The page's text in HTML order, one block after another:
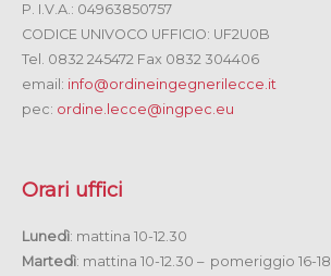
P. I.V.A.: 04963850757
CODICE UNIVOCO UFFICIO: UF2U0B
Tel. 0832 245472 Fax 0832 304406
email: info@ordineingegnerilecce.it
pec: ordine.lecce@ingpec.eu
Orari uffici
Lunedì: mattina 10-12.30
Martedì: mattina 10-12.30 – pomeriggio 16-18